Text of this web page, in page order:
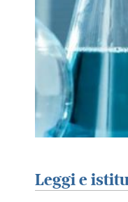
Leggi e